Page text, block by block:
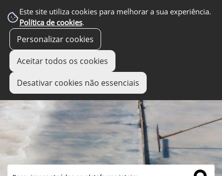
Este site utiliza cookies para melhorar a sua experiência.
Política de cookies.
Personalizar cookies
Aceitar todos os cookies
Desativar cookies não essenciais
links úteis